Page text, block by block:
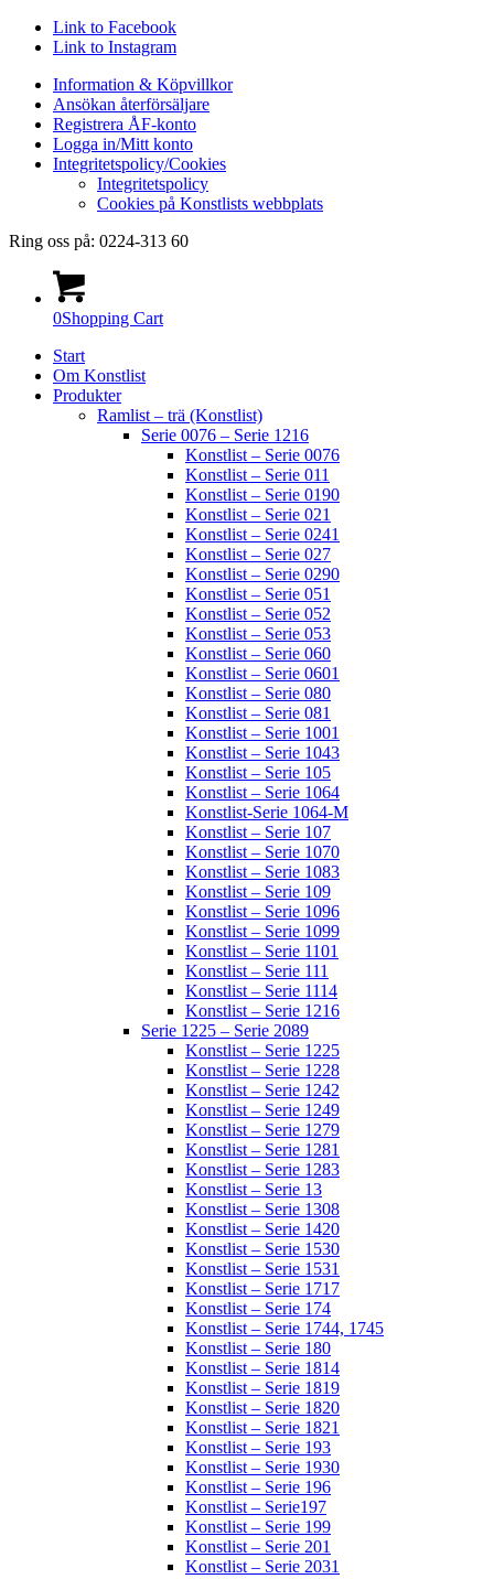
Link to Facebook
Link to Instagram
Information & Köpvillkor
Ansökan återförsäljare
Registrera ÅF-konto
Logga in/Mitt konto
Integritetspolicy/Cookies
Integritetspolicy
Cookies på Konstlists webbplats
Ring oss på: 0224-313 60
0Shopping Cart
Start
Om Konstlist
Produkter
Ramlist – trä (Konstlist)
Serie 0076 – Serie 1216
Konstlist – Serie 0076
Konstlist – Serie 011
Konstlist – Serie 0190
Konstlist – Serie 021
Konstlist – Serie 0241
Konstlist – Serie 027
Konstlist – Serie 0290
Konstlist – Serie 051
Konstlist – Serie 052
Konstlist – Serie 053
Konstlist – Serie 060
Konstlist – Serie 0601
Konstlist – Serie 080
Konstlist – Serie 081
Konstlist – Serie 1001
Konstlist – Serie 1043
Konstlist – Serie 105
Konstlist – Serie 1064
Konstlist-Serie 1064-M
Konstlist – Serie 107
Konstlist – Serie 1070
Konstlist – Serie 1083
Konstlist – Serie 109
Konstlist – Serie 1096
Konstlist – Serie 1099
Konstlist – Serie 1101
Konstlist – Serie 111
Konstlist – Serie 1114
Konstlist – Serie 1216
Serie 1225 – Serie 2089
Konstlist – Serie 1225
Konstlist – Serie 1228
Konstlist – Serie 1242
Konstlist – Serie 1249
Konstlist – Serie 1279
Konstlist – Serie 1281
Konstlist – Serie 1283
Konstlist – Serie 13
Konstlist – Serie 1308
Konstlist – Serie 1420
Konstlist – Serie 1530
Konstlist – Serie 1531
Konstlist – Serie 1717
Konstlist – Serie 174
Konstlist – Serie 1744, 1745
Konstlist – Serie 180
Konstlist – Serie 1814
Konstlist – Serie 1819
Konstlist – Serie 1820
Konstlist – Serie 1821
Konstlist – Serie 193
Konstlist – Serie 1930
Konstlist – Serie 196
Konstlist – Serie197
Konstlist – Serie 199
Konstlist – Serie 201
Konstlist – Serie 2031